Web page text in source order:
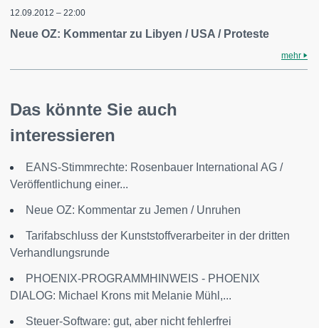
12.09.2012 – 22:00
Neue OZ: Kommentar zu Libyen / USA / Proteste
mehr
Das könnte Sie auch
interessieren
EANS-Stimmrechte: Rosenbauer International AG /
Veröffentlichung einer...
Neue OZ: Kommentar zu Jemen / Unruhen
Tarifabschluss der Kunststoffverarbeiter in der dritten
Verhandlungsrunde
PHOENIX-PROGRAMMHINWEIS - PHOENIX
DIALOG: Michael Krons mit Melanie Mühl,...
Steuer-Software: gut, aber nicht fehlerfrei